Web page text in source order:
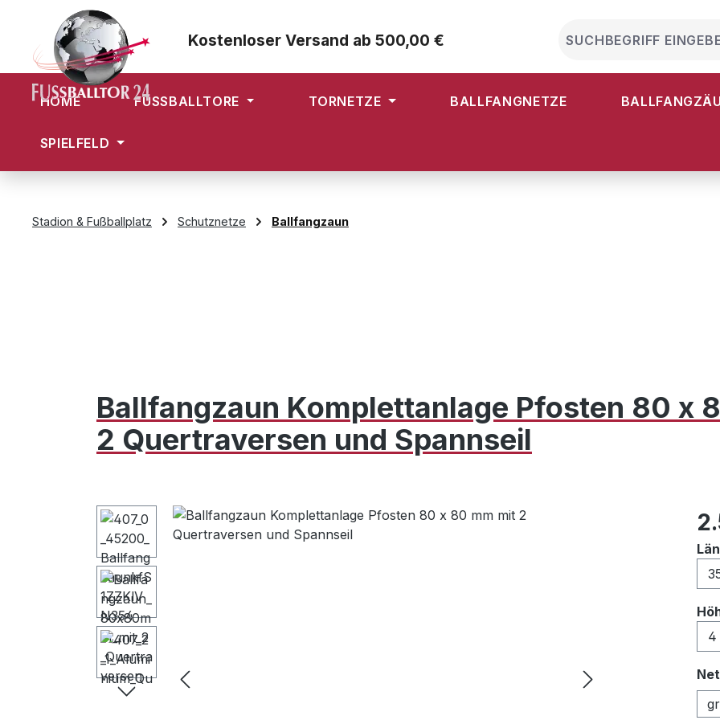
Hauptinhalt springen
Zur Suche springen
Zur Hauptnavigation springen
Kostenloser Versand ab 500,00 €
HOME FUSSBALLTORE TORNETZE BALLFANGNETZE
SPIELFELD
Stadion & Fußballplatz Schutznetze Ballfangzaun
Ballfangzaun Komplettanlage Pfosten 80 x
2 Quertraversen und Spannseil
Bildergalerie überspringen